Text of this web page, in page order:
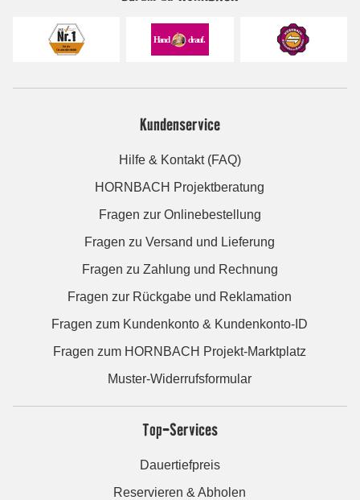
Kundenservice
Hilfe & Kontakt (FAQ)
HORNBACH Projektberatung
Fragen zur Onlinebestellung
Fragen zu Versand und Lieferung
Fragen zu Zahlung und Rechnung
Fragen zur Rückgabe und Reklamation
Fragen zum Kundenkonto & Kundenkonto-ID
Fragen zum HORNBACH Projekt-Marktplatz
Muster-Widerrufsformular
Top-Services
Dauertiefpreis
Reservieren & Abholen